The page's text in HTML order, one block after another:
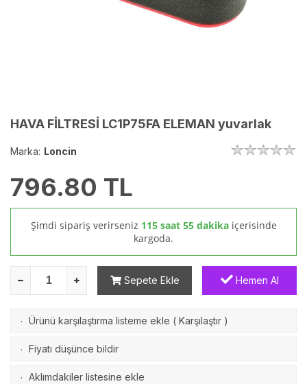
HAVA FİLTRESİ LC1P75FA ELEMAN yuvarlak
Marka: Loncin
796.80 TL
Şimdi sipariş verirseniz 115 saat 55 dakika içerisinde
kargoda.
Sepete Ekle Hemen Al
· Ürünü karşılaştırma listeme ekle ( Karşılaştır )
· Fiyatı düşünce bildir
· Aklımdakiler listesine ekle